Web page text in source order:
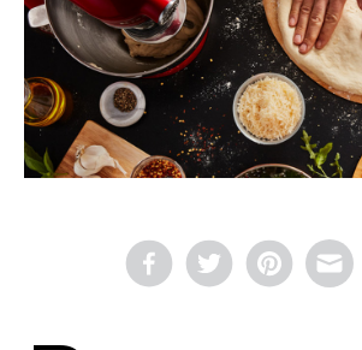
Email